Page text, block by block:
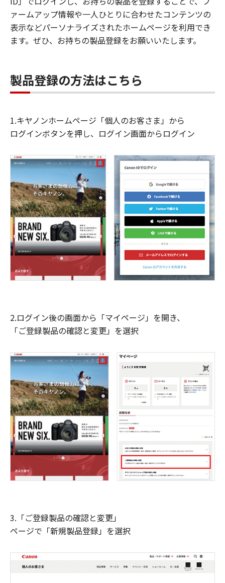
ァームアップ情報や一人ひとりに合わせたコンテンツの
表示などパーソナライズされたホームページを利用でき
ます。ぜひ、お持ちの製品登録をお願いいたします。
製品登録の方法はこちら
1.キヤノンホームページ「個人のお客さま」から
ログインボタンを押し、ログイン画面からログイン
2.ログイン後の画面から「マイページ」を開き、
「ご登録製品の確認と変更」を選択
3.「ご登録製品の確認と変更」
ページで「新規製品登録」を選択